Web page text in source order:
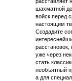
шахматной
войск перед
настоящим
Создадите
расстановок,
уже через
стать
необъятный
а для